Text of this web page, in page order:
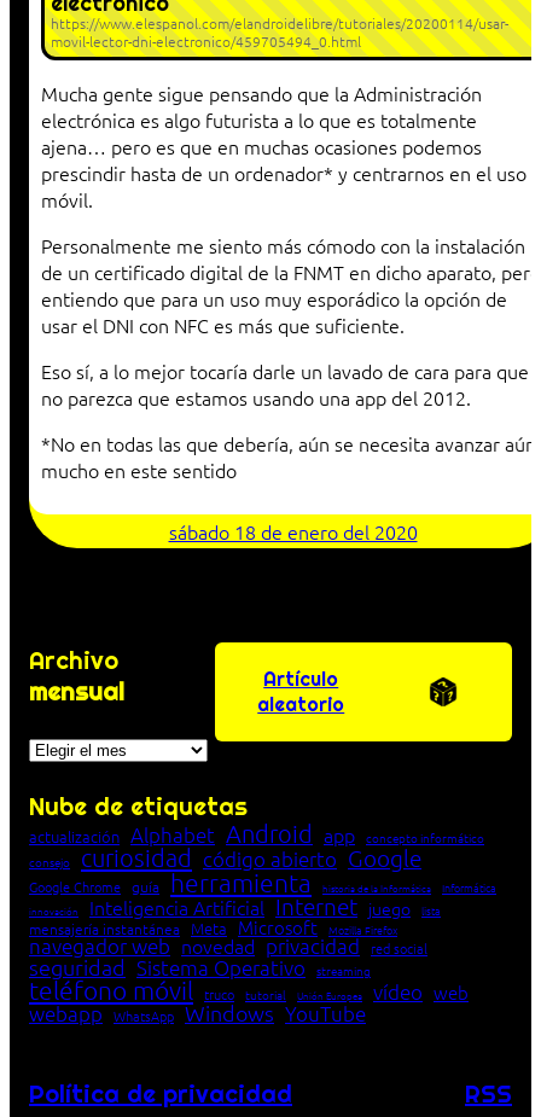
https://www.elespanol.com/elandroidelibre/tutoriales/20200114/usar-
movil-lector-dni-electronico/459705494_0.html
Mucha gente sigue pensando que la Administración
electrónica es algo futurista a lo que es totalmente
ajena… pero es que en muchas ocasiones podemos
prescindir hasta de un ordenador* y centrarnos en el uso
móvil.
Personalmente me siento más cómodo con la instalación
de un certificado digital de la FNMT en dicho aparato, pero
entiendo que para un uso muy esporádico la opción de
usar el DNI con NFC es más que suficiente.
Eso sí, a lo mejor tocaría darle un lavado de cara para que
no parezca que estamos usando una app del 2012.
*No en todas las que debería, aún se necesita avanzar aún
mucho en este sentido
sábado 18 de enero del 2020
Archivo
mensual
Archivos
Artículo
aleatorio
Nube de etiquetas
actualización Alphabet Android app concepto informático
consejo
curiosidad código abierto Google
Google Chrome guía herramienta historia de la Informática Informática
innovación Inteligencia Artificial Internet juego lista
mensajería instantánea Meta Microsoft Mozilla Firefox
navegador web novedad privacidad red social
seguridad Sistema Operativo streaming
teléfono móvil truco tutorial Unión Europea vídeo web
webapp WhatsApp Windows YouTube
Política de privacidad RSS